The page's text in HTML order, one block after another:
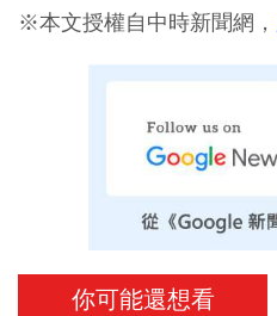
※本文授權自中時新聞網，
你可能還想看